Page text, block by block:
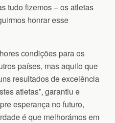
tudo fizemos – os atletas
honrar esse
condições para os
países, mas aquilo que
resultados de excelência
atletas”, garantiu e
esperança no futuro,
é que melhorámos em